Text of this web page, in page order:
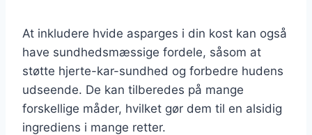
At inkludere hvide asparges i din kost kan også
have sundhedsmæssige fordele, såsom at
støtte hjerte-kar-sundhed og forbedre hudens
udseende. De kan tilberedes på mange
forskellige måder, hvilket gør dem til en alsidig
ingrediens i mange retter.